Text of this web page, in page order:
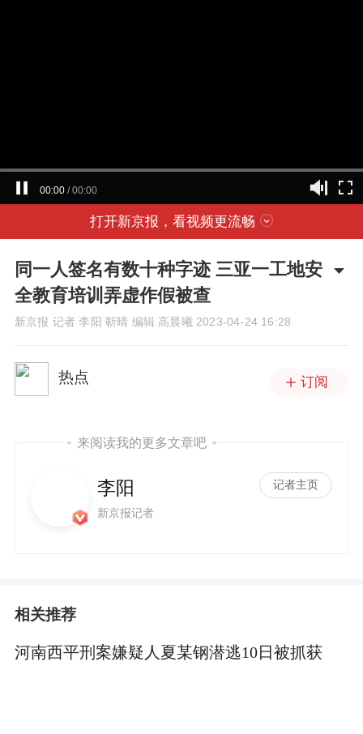
00:00 / 00:00
打开新京报，看视频更流畅
同一人签名有数十种字迹 三亚一工地安
全教育培训弄虚作假被查
新京报 记者 李阳 靳晴 编辑 高晨曦 2023-04-24 16:28
热点 订阅
来阅读我的更多文章吧
李阳
新京报记者
记者主页
相关推荐
河南西平刑案嫌疑人夏某钢潜逃10日被抓获